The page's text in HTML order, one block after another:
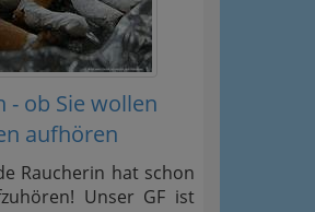
- ob Sie wollen
aufhören
Raucherin hat schon
Unser GF ist